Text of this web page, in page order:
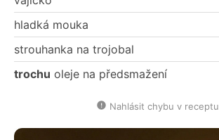
hladká mouka
strouhanka na trojobal
trochu oleje na předsmažení
Nahlásit chybu v receptu